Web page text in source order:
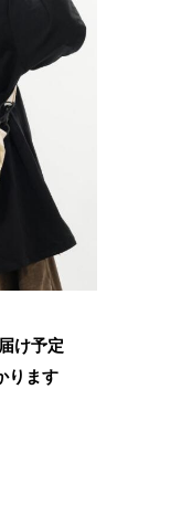
け予定
ります